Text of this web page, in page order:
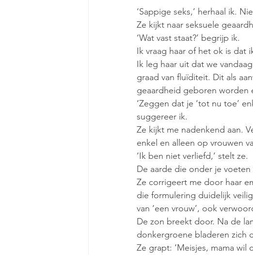
‘Sappige seks,’ herhaal ik.
Ze kijkt naar seksuele
‘Wat vast staat?’ begrijp ik.
Ik vraag haar of het ok is dat
Ik leg haar uit dat we
graad van fluïditeit. Dit als
geaardheid geboren worden
‘Zeggen dat je ‘tot nu toe’
suggereer ik.
Ze kijkt me nadenkend aan.
enkel en alleen op vrouwen
‘Ik ben niet verliefd,’ stelt ze.
De aarde die onder je
Ze corrigeert me door haar
die formulering duidelijk
van ‘een vrouw’, ook
De zon breekt door. Na de
donkergroene bladeren zich
Ze grapt: ‘Meisjes, mama wil